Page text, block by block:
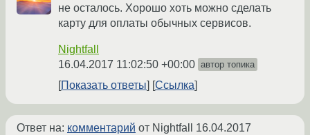
не осталось. Хорошо хоть можно сделать
карту для оплаты обычных сервисов.
Nightfall
16.04.2017 11:02:50 +00:00 автор топика
Показать ответы Ссылка
Ответ на: комментарий от Nightfall 16.04.2017